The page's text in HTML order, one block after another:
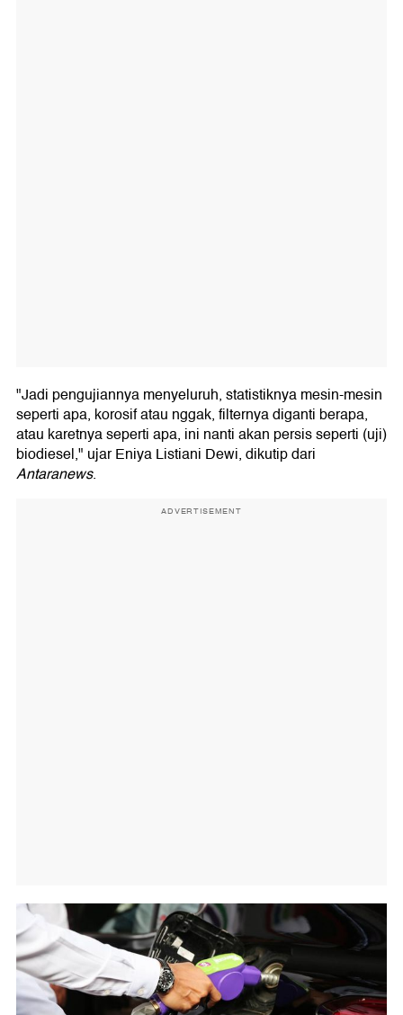
"Jadi pengujiannya menyeluruh, statistiknya mesin-mesin
seperti apa, korosif atau nggak, filternya diganti berapa,
atau karetnya seperti apa, ini nanti akan persis seperti (uji)
biodiesel," ujar Eniya Listiani Dewi, dikutip dari
Antaranews.
ADVERTISEMENT